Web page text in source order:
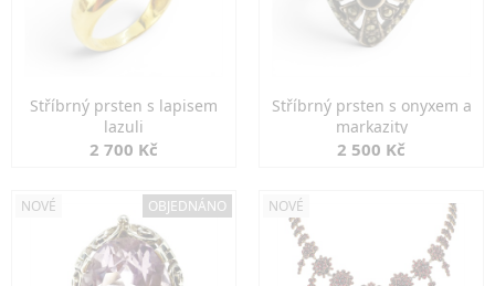
Stříbrný prsten s lapisem
lazuli
2 700 Kč
Stříbrný prsten s onyxem a
markazity
2 500 Kč
NOVÉ OBJEDNÁNO NOVÉ